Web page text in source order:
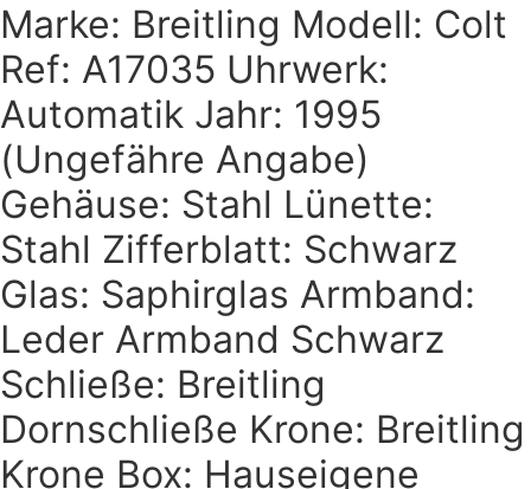
Marke: Breitling Modell: Colt
Ref: A17035 Uhrwerk:
Automatik Jahr: 1995
(Ungefähre Angabe)
Gehäuse: Stahl Lünette:
Stahl Zifferblatt: Schwarz
Glas: Saphirglas Armband:
Leder Armband Schwarz
Schließe: Breitling
Dornschließe Krone: Breitling
Krone Box: Hauseigene